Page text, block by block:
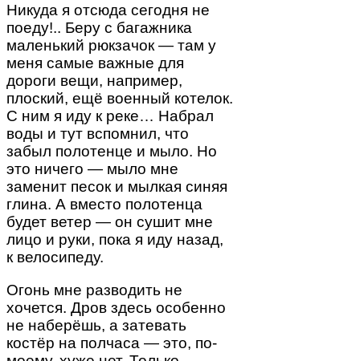
Никуда я отсюда сегодня не
поеду!.. Беру с багажника
маленький рюкзачок — там у
меня самые важные для
дороги вещи, например,
плоский, ещё военный котелок.
С ним я иду к реке… Набрал
воды и тут вспомнил, что
забыл полотенце и мыло. Но
это ничего — мыло мне
заменит песок и мылкая синяя
глина. А вместо полотенца
будет ветер — он сушит мне
лицо и руки, пока я иду назад,
к велосипеду.
Огонь мне разводить не
хочется. Дров здесь особенно
не наберёшь, а затевать
костёр на полчаса — это, по-